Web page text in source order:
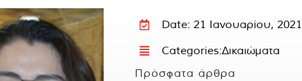
Date: 21 Ιανουαρίου, 2021
Categories:Δικαιώματα
Πρόσφατα άρθρα